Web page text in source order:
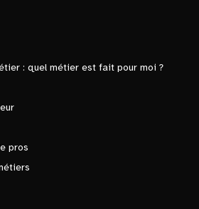
: quel métier est fait pour moi ?
pros